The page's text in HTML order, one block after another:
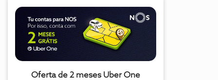
Oferta de 2 meses Uber One